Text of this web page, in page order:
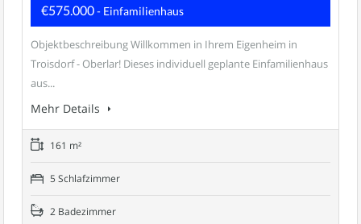
€575.000- Einfamilienhaus
Objektbeschreibung Willkommen in Ihrem Eigenheim in
Troisdorf - Oberlar! Dieses individuell geplante Einfamilienhaus
aus...
Mehr Details
161 m²
5 Schlafzimmer
2 Badezimmer